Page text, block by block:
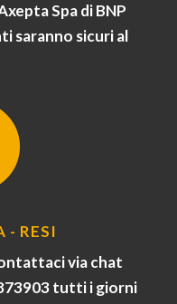
Spa di BNP
saranno sicuri al
- RESI
via chat
tutti i giorni